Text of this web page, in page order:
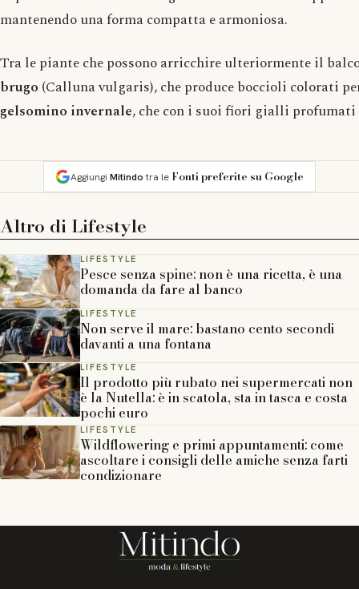
mantenendo una forma compatta e armoniosa.
Tra le piante che possono arricchire ulteriormente il
brugo (Calluna vulgaris), che produce boccioli colorati
gelsomino invernale, che con i suoi fiori gialli profumati
Aggiungi Mitindotra le Fonti preferite su Google
Altro di Lifestyle
LIFESTYLE
Pesce senza spine: non è una ricetta, è una
domanda da fare al banco
LIFESTYLE
Non serve il mare: bastano cento secondi
davanti a una fontana
LIFESTYLE
Il prodotto più rubato nei supermercati non
è la Nutella: è in scatola, sta in tasca e costa
pochi euro
LIFESTYLE
Wildflowering e primi appuntamenti: come
ascoltare i consigli delle amiche senza farti
condizionare